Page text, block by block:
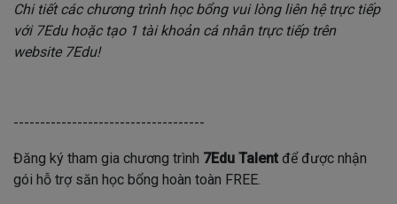
Chi tiết các chương trình học bổng vui lòng liên hệ trực tiếp
với 7Edu hoặc tạo 1 tài khoản cá nhân trực tiếp trên
website 7Edu!
------------------------------------
Đăng ký tham gia chương trình 7Edu Talent để được nhận
gói hỗ trợ săn học bổng hoàn toàn FREE.